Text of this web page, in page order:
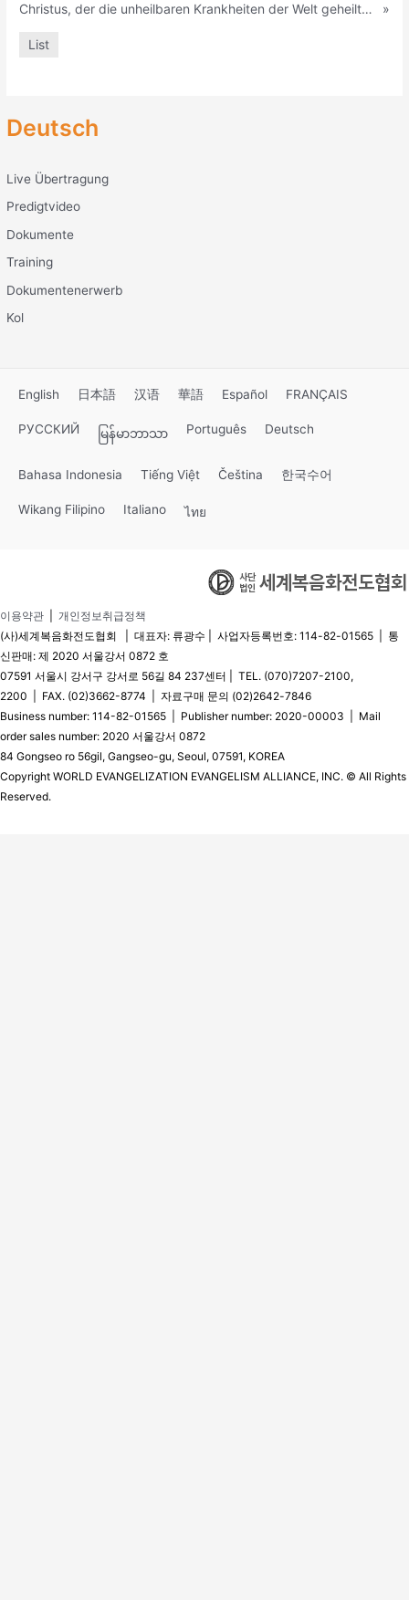
Deutsch
Live Übertragung
Predigtvideo
Dokumente
Training
Dokumentenerwerb
Kol
Christus, der die unheilbaren Krankheiten der Welt geheilt hat (Mt8:14-17)
»
List
English 日本語 汉语 華語 Español FRANÇAIS
РУССКИЙ မြန်မာဘာသာ Português Deutsch
Bahasa Indonesia Tiếng Việt Čeština 한국수어
Wikang Filipino Italiano ไทย
이용약관
개인정보취급정책
(사)세계복음화전도협회 | 대표자: 류광수 | 사업자등록번호: 114-82-01565 | 통
신판매: 제 2020 서울강서 0872 호
07591 서울시 강서구 강서로 56길 84 237센터 | TEL. (070)7207-2100,
2200 | FAX. (02)3662-8774 | 자료구매 문의 (02)2642-7846
Business number: 114-82-01565 | Publisher number: 2020-00003 | Mail
order sales number: 2020 서울강서 0872
84 Gongseo ro 56gil, Gangseo-gu, Seoul, 07591, KOREA
Copyright WORLD EVANGELIZATION EVANGELISM ALLIANCE, INC. © All Rights
Reserved.